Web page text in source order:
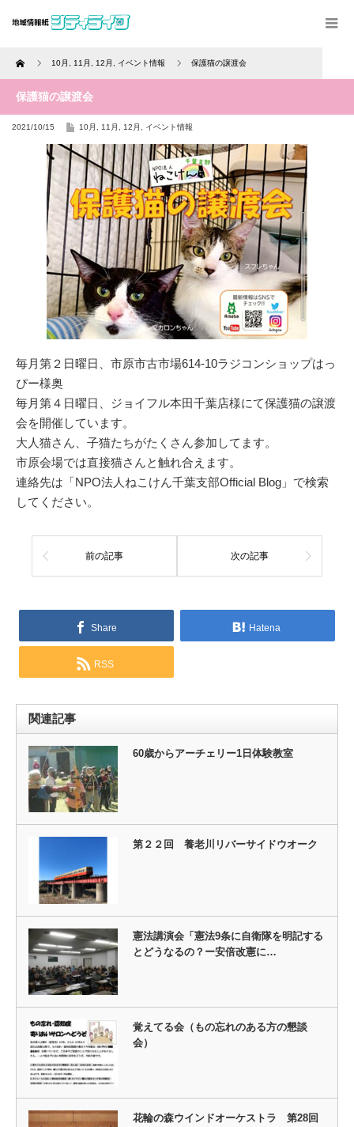
Home 10月 11月 12月 イベント情報 保護猫の譲渡会
保護猫の譲渡会
2021/10/15 10月 11月 12月 イベント情報
毎月第２日曜日、市原市古市場614-10ラジコンショップはっ
ぴー様奥
毎月第４日曜日、ジョイフル本田千葉店様にて保護猫の譲渡
会を開催しています。
大人猫さん、子猫たちがたくさん参加してます。
市原会場では直接猫さんと触れ合えます。
連絡先は「NPO法人ねこけん千葉支部Official Blog」で検索
してください。
前の記事 次の記事
Share Hatena
RSS
関連記事
60歳からアーチェリー1日体験教室
第２２回 養老川リバーサイドウオーク
憲法講演会「憲法9条に自衛隊を明記する
とどうなるの？ー安倍改憲に…
覚えてる会（もの忘れのある方の懇談
会）
花輪の森ウインドオーケストラ 第28回